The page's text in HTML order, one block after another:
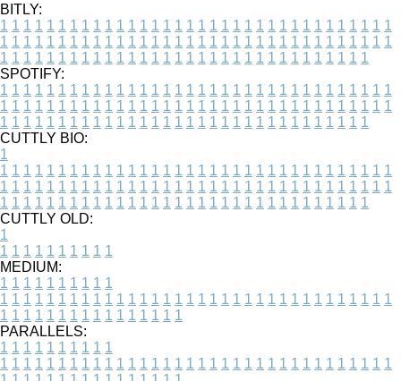
BITLY:
1 1 1 1 1 1 1 1 1 1 1 1 1 1 1 1 1 1 1 1 1 1 1 1 1 1 1 1 1 1 1 1 1 1
1 1 1 1 1 1 1 1 1 1 1 1 1 1 1 1 1 1 1 1 1 1 1 1 1 1 1 1 1 1 1 1 1 1
1 1 1 1 1 1 1 1 1 1 1 1 1 1 1 1 1 1 1 1 1 1 1 1 1 1 1 1 1 1 1 1
SPOTIFY:
1 1 1 1 1 1 1 1 1 1 1 1 1 1 1 1 1 1 1 1 1 1 1 1 1 1 1 1 1 1 1 1 1 1
1 1 1 1 1 1 1 1 1 1 1 1 1 1 1 1 1 1 1 1 1 1 1 1 1 1 1 1 1 1 1 1 1 1
1 1 1 1 1 1 1 1 1 1 1 1 1 1 1 1 1 1 1 1 1 1 1 1 1 1 1 1 1 1 1 1
CUTTLY BIO:
1
1 1 1 1 1 1 1 1 1 1 1 1 1 1 1 1 1 1 1 1 1 1 1 1 1 1 1 1 1 1 1 1 1 1
1 1 1 1 1 1 1 1 1 1 1 1 1 1 1 1 1 1 1 1 1 1 1 1 1 1 1 1 1 1 1 1 1 1
1 1 1 1 1 1 1 1 1 1 1 1 1 1 1 1 1 1 1 1 1 1 1 1 1 1 1 1 1 1 1 1
CUTTLY OLD:
1
1 1 1 1 1 1 1 1 1 1
MEDIUM:
1 1 1 1 1 1 1 1 1 1
1 1 1 1 1 1 1 1 1 1 1 1 1 1 1 1 1 1 1 1 1 1 1 1 1 1 1 1 1 1 1 1 1 1
1 1 1 1 1 1 1 1 1 1 1 1 1 1 1 1
PARALLELS:
1 1 1 1 1 1 1 1 1 1
1 1 1 1 1 1 1 1 1 1 1 1 1 1 1 1 1 1 1 1 1 1 1 1 1 1 1 1 1 1 1 1 1 1